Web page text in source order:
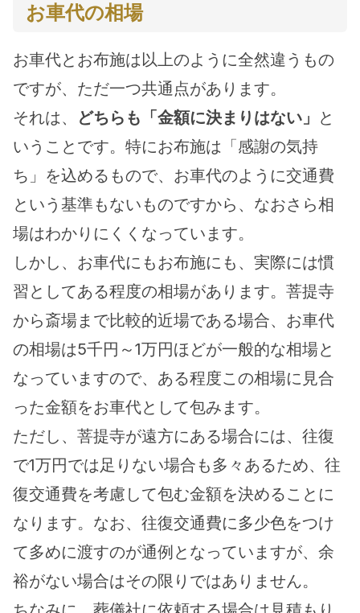
お車代の相場
お車代とお布施は以上のように全然違うもの
ですが、ただ一つ共通点があります。
それは、
どちらも「金額に決まりはない」 と
いうことです。特にお布施は「感謝の気持
ち」を込めるもので、お車代のように交通費
という基準もないものですから、なおさら相
場はわかりにくくなっています。
しかし、お車代にもお布施にも、実際には慣
習としてある程度の相場があります。菩提寺
から斎場まで比較的近場である場合、お車代
の相場は5千円～1万円ほどが一般的な相場と
なっていますので、ある程度この相場に見合
った金額をお車代として包みます。
ただし、菩提寺が遠方にある場合には、往復
で1万円では足りない場合も多々あるため、往
復交通費を考慮して包む金額を決めることに
なります。なお、往復交通費に多少色をつけ
て多めに渡すのが通例となっていますが、余
裕がない場合はその限りではありません。